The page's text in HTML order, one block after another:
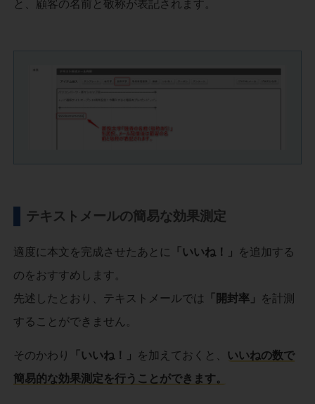
と、顧客の名前と敬称が表記されます。
テキストメールの簡易な効果測定
適度に本文を完成させたあとに 「いいね！」 を追加する
のをおすすめします。
先述したとおり、テキストメールでは
「開封率」 を計測
することができません。
そのかわり 「いいね！」 を加えておくと、 いいねの数で
簡易的な効果測定を行うことができます。